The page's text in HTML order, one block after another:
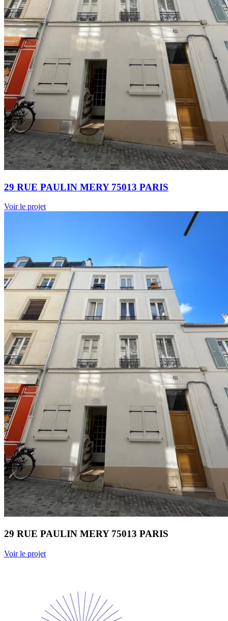
29 RUE PAULIN MERY 75013 PARIS
Voir le projet
29 RUE PAULIN MERY 75013 PARIS
Voir le projet